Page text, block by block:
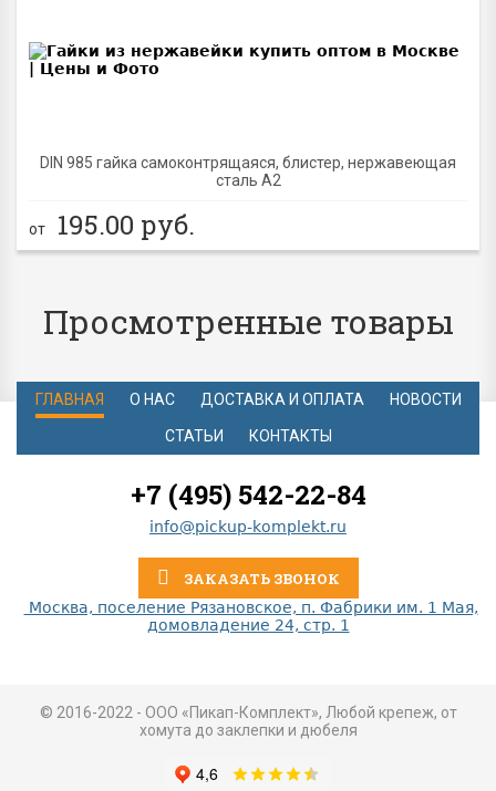
DIN 985 гайка самоконтрящаяся, блистер, нержавеющая
сталь A2
от 195.00 руб.
Просмотренные товары
ГЛАВНАЯ О НАС ДОСТАВКА И ОПЛАТА НОВОСТИ
СТАТЬИ КОНТАКТЫ
+7 (495) 542-22-84
info@pickup-komplekt.ru
ЗАКАЗАТЬ ЗВОНОК
Москва, поселение Рязановское, п. Фабрики им. 1 Мая,
домовладение 24, стр. 1
© 2016-2022 - ООО «Пикап-Комплект», Любой крепеж, от
хомута до заклепки и дюбеля